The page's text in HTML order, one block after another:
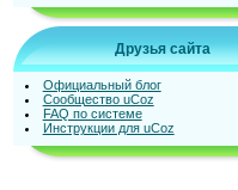
Друзья сайта
Официальный блог
Сообщество uCoz
FAQ по системе
Инструкции для uCoz